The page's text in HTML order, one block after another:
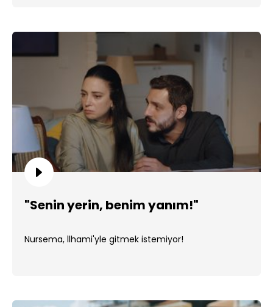
"Senin yerin, benim yanım!"
Nursema, İlhami'yle gitmek istemiyor!